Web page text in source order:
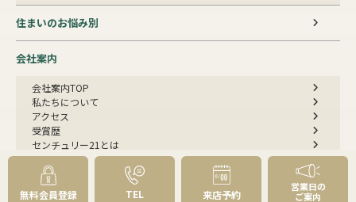
住まいのお悩み別
会社案内
会社案内TOP
私たちについて
アクセス
受賞歴
センチュリー21とは
スタッフ紹介
お客様の声
成約事例
無料会員登録 TEL 来店予約
営業日の
ご案内